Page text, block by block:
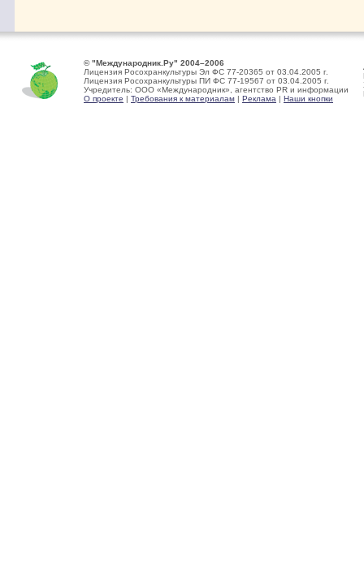
© "Международник.Ру" 2004–2006
Лицензия Росохранкультуры Эл ФС 77-20365 от 03.04.2005 г.
Лицензия Росохранкультуры ПИ ФС 77-19567 от 03.04.2005 г.
Учредитель: ООО «Международник», агентство PR и информации
О проекте | Требования к материалам | Реклама | Наши кнопки